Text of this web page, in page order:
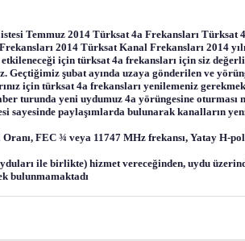
Temmuz 2014 Türksat 4a Frekansları Türksat
2014 Türksat Kanal Frekansları 2014
için türksat 4a frekansları için siz
şubat ayında uzaya gönderilen ve
için türksat 4a frekansları yenilemeniz
turunda yeni uydumuz 4a yörüngesine oturması
sayesinde paylaşımlarda bulunarak kanalların
FEC ¾ veya 11747 MHz frekansı, Yatay H-
ile birlikte) hizmet vereceğinden, uydu
bulunmamaktadı